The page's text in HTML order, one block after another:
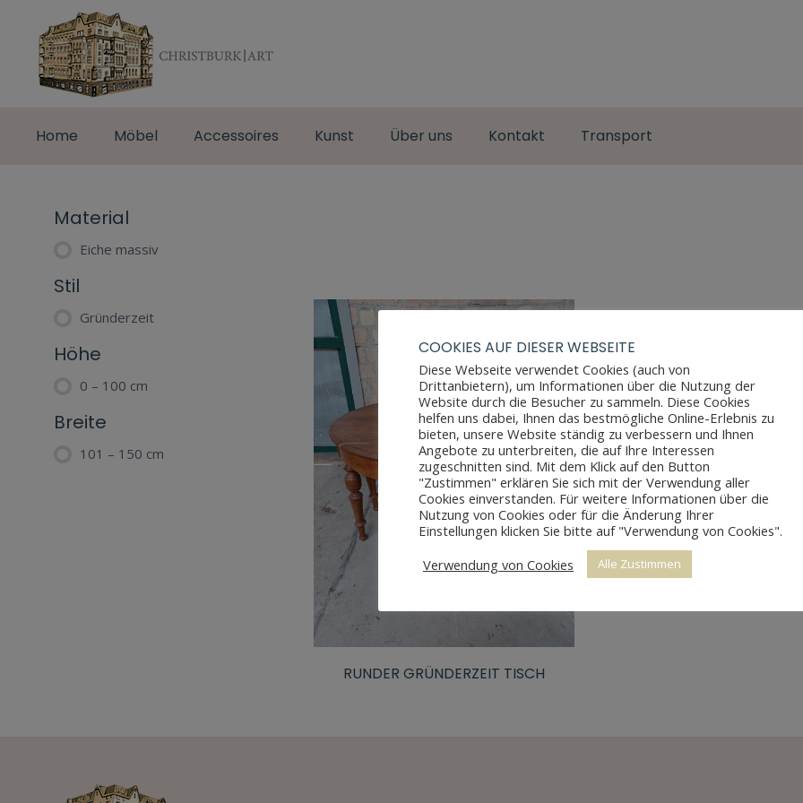
Home Möbel Accessoires Kunst Über uns Kontakt Transport
RUNDER GRÜNDERZEIT TISCH
Material
Eiche massiv
Stil
Gründerzeit
Höhe
0 – 100 cm
Breite
101 – 150 cm
COOKIES AUF DIESER WEBSEITE
Diese Webseite verwendet Cookies (auch von
Drittanbietern), um Informationen über die Nutzung der
Website durch die Besucher zu sammeln. Diese Cookies
helfen uns dabei, Ihnen das bestmögliche Online-Erlebnis zu
bieten, unsere Website ständig zu verbessern und Ihnen
Angebote zu unterbreiten, die auf Ihre Interessen
zugeschnitten sind. Mit dem Klick auf den Button
"Zustimmen" erklären Sie sich mit der Verwendung aller
Cookies einverstanden. Für weitere Informationen über die
Nutzung von Cookies oder für die Änderung Ihrer
Einstellungen klicken Sie bitte auf "Verwendung von Cookies".
Verwendung von Cookies
Alle Zustimmen